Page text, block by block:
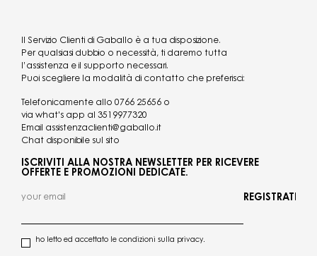
Il Servizio Clienti di Gaballo è a tua disposizione.
Per qualsiasi dubbio o necessità, ti daremo tutta
l’assistenza e il supporto necessari.
Puoi scegliere la modalità di contatto che preferisci:
Telefonicamente allo 0766 25656 o
via what's app al 3519977320
Email assistenzaclienti@gaballo.it
Chat disponibile sul sito
ISCRIVITI ALLA NOSTRA NEWSLETTER PER RICEVERE
OFFERTE E PROMOZIONI DEDICATE.
ho letto ed accettato le condizioni sulla privacy.
REGISTRATI